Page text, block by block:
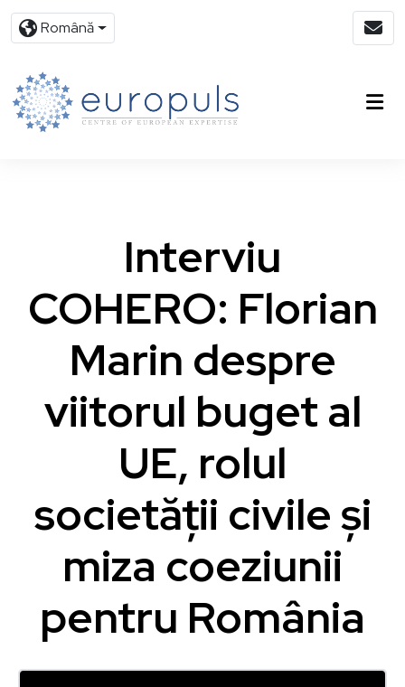
Română
Interviu
COHERO: Florian
Marin despre
viitorul buget al
UE, rolul
societății civile și
miza coeziunii
pentru România